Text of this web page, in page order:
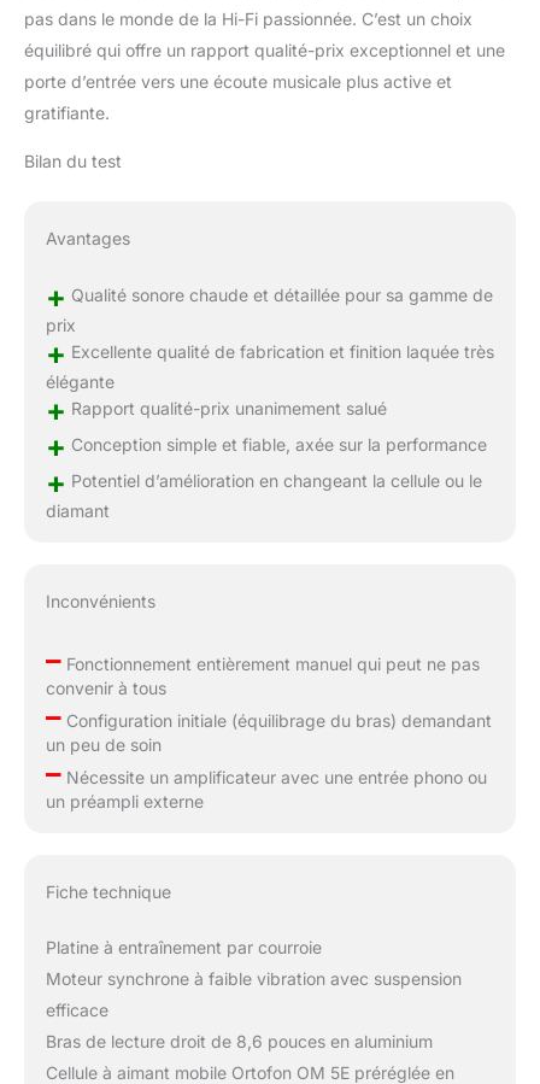
pas dans le monde de la Hi-Fi passionnée. C’est un choix
équilibré qui offre un rapport qualité-prix exceptionnel et une
porte d’entrée vers une écoute musicale plus active et
gratifiante.
Bilan du test
Avantages
+ Qualité sonore chaude et détaillée pour sa gamme de
prix
+ Excellente qualité de fabrication et finition laquée très
élégante
+ Rapport qualité-prix unanimement salué
+ Conception simple et fiable, axée sur la performance
+ Potentiel d’amélioration en changeant la cellule ou le
diamant
Inconvénients
–Fonctionnement entièrement manuel qui peut ne pas
convenir à tous
–Configuration initiale (équilibrage du bras) demandant
un peu de soin
–Nécessite un amplificateur avec une entrée phono ou
un préampli externe
Fiche technique
Platine à entraînement par courroie
Moteur synchrone à faible vibration avec suspension
efficace
Bras de lecture droit de 8,6 pouces en aluminium
Cellule à aimant mobile Ortofon OM 5E préréglée en